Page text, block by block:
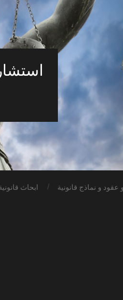
و نماذج قانونية ابحاث